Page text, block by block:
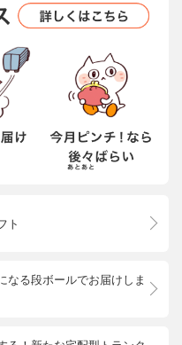
ト
なる段ボールでお届けしま